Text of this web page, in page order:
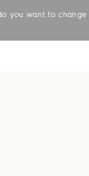
you want to change